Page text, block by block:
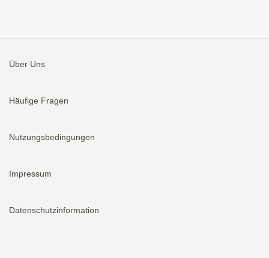
Über Uns
Häufige Fragen
Nutzungsbedingungen
Impressum
Datenschutzinformation